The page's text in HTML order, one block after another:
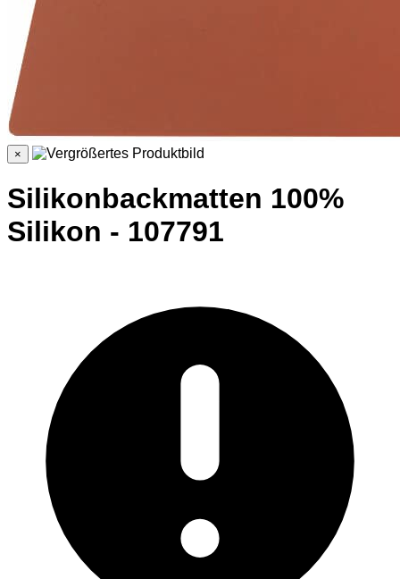
×
Silikonbackmatten 100%
Silikon - 107791